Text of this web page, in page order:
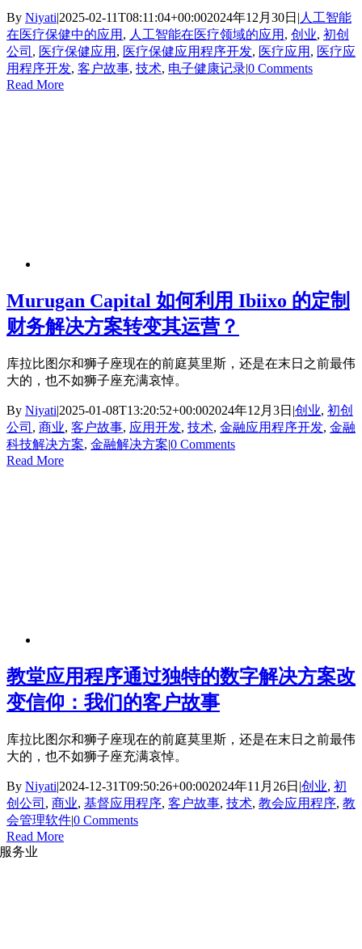
By Niyati|2025-02-11T08:11:04+00:002024年12月30日 | 人工智能
在医疗保健中的应用 , 人工智能在医疗领域的应用 , 创业, 初创
公司 , 医疗保健应用 , 医疗保健应用程序开发, 医疗应用 , 医疗应
用程序开发, 客户故事, 技术, 电子健康记录|0 Comments
Read More
Murugan Capital 如何利用 Ibiixo 的定制
财务解决方案转变其运营？
库拉比图尔和狮子座现在的前庭莫里斯，还是在末日之前最伟
大的，也不如狮子座充满哀悼。
By Niyati|2025-01-08T13:20:52+00:002024年12月3日 |创业, 初创
公司 , 商业, 客户故事, 应用开发, 技术, 金融应用程序开发, 金融
科技解决方案, 金融解决方案|0 Comments
Read More
教堂应用程序通过独特的数字解决方案改
变信仰：我们的客户故事
库拉比图尔和狮子座现在的前庭莫里斯，还是在末日之前最伟
大的，也不如狮子座充满哀悼。
By Niyati|2024-12-31T09:50:26+00:002024年11月26日 |创业, 初
创公司 , 商业, 基督应用程序, 客户故事, 技术, 教会应用程序, 教
会管理软件|0 Comments
Read More
服务业